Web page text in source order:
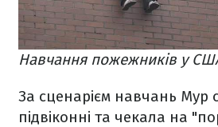
Навчання пожежників у
За сценарієм навчань Мур
підвіконні та чекала на